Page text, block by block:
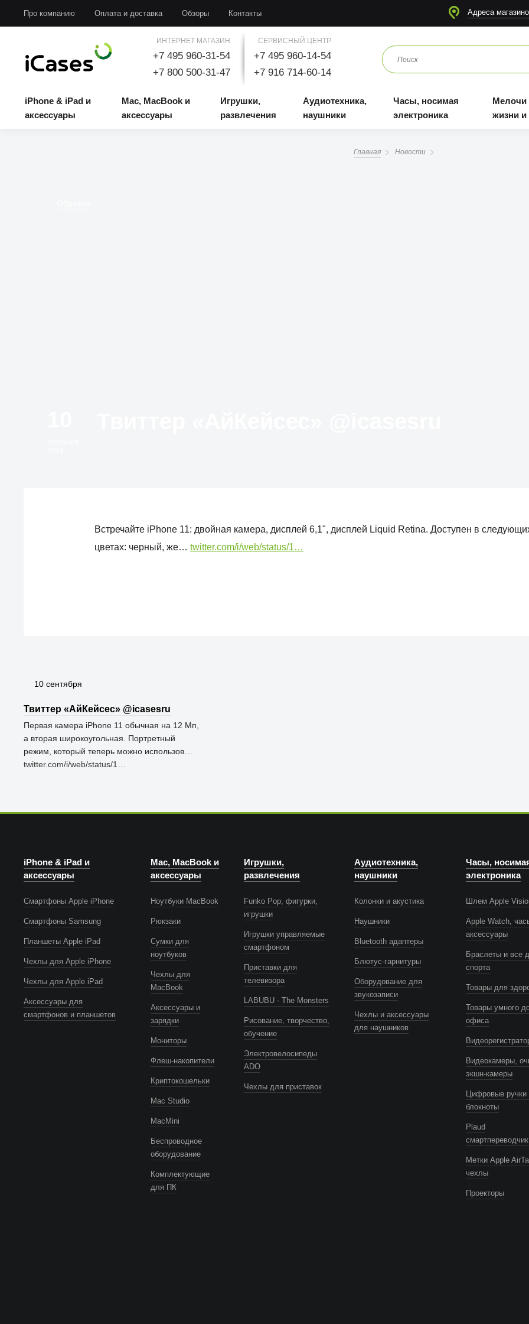
Про компанию Оплата и доставка Обзоры Контакты Адреса
ИНТЕРНЕТ МАГАЗИН
+7 495 960-31-54
+7 800 500-31-47
СЕРВИСНЫЙ ЦЕНТР
+7 495 960-14-54
+7 916 714-60-14
iPhone & iPad и
аксессуары
Mac, MacBook и
аксессуары
Игрушки,
развлечения
Аудиотехника,
наушники
Часы, носимая
электроника
Мелочи
жизни
Главная Новости
Встречайте iPhone 11: двойная камера, дисплей 6,1", дисплей Liquid Retina. Доступен в
цветах: черный, же… twitter.com/i/web/status/1…
10 сентября
Твиттер «АйКейсес» ‏@icasesru
Первая камера iPhone 11 обычная на 12 Мп,
а вторая широкоугольная. Портретный
режим, который теперь можно использов…
twitter.com/i/web/status/1…
iPhone & iPad и
аксессуары
Смартфоны Apple iPhone
Смартфоны Samsung
Планшеты Apple iPad
Чехлы для Apple iPhone
Чехлы для Apple iPad
Аксессуары для
смартфонов и планшетов
Mac, MacBook и
аксессуары
Ноутбуки MacBook
Рюкзаки
Сумки для
ноутбуков
Чехлы для
MacBook
Аксессуары и
зарядки
Мониторы
Флеш-накопители
Криптокошельки
Mac Studio
MacMini
Беспроводное
оборудование
Комплектующие
для ПК
Игрушки,
развлечения
Funko Pop, фигурки,
игрушки
Игрушки управляемые
смартфоном
Приставки для
телевизора
LABUBU - The Monsters
Рисование, творчество,
обучение
Электровелосипеды
ADO
Чехлы для приставок
Аудиотехника,
наушники
Колонки и акустика
Наушники
Bluetooth адаптеры
Блютус-гарнитуры
Оборудование для
звукозаписи
Чехлы и аксессуары
для наушников
Часы,
электроника
Шлем Apple
Apple Watch,
аксессуары
Браслеты и все
спорта
Товары для
Товары умного
офиса
Видеокамеры,
экшн-камеры
Цифровые ручки
блокноты
Plaud
смартпереводчик
Метки Apple
чехлы
Проекторы